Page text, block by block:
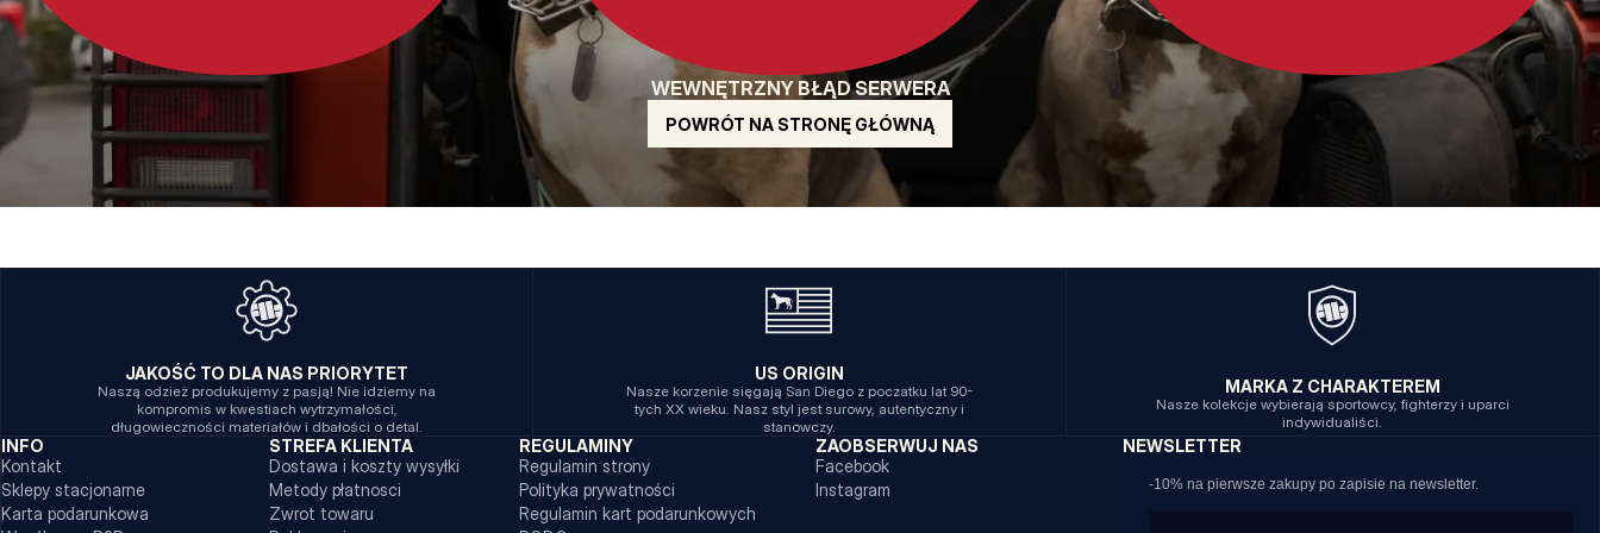
WEWNĘTRZNY BŁĄD SERWERA
POWRÓT NA STRONĘ GŁÓWNĄ
JAKOŚĆ TO DLA NAS PRIORYTET
Naszą odzież produkujemy z pasją! Nie idziemy na
kompromis w kwestiach wytrzymałości,
długowieczności materiałów i dbałości o detal.
US ORIGIN
Nasze korzenie sięgają San Diego z poczatku lat 90-
tych XX wieku. Nasz styl jest surowy, autentyczny i
stanowczy.
MARKA Z CHARAKTEREM
Nasze kolekcje wybierają sportowcy, fighterzy i uparci
indywidualiści.
INFO
Kontakt
Sklepy stacjonarne
Karta podarunkowa
STREFA KLIENTA
Dostawa i koszty wysyłki
Metody płatnosci
Zwrot towaru
REGULAMINY
Regulamin strony
Polityka prywatności
Regulamin kart podarunkowych
ZAOBSERWUJ NAS
Facebook
Instagram
NEWSLETTER
-10% na pierwsze zakupy po zapisie na newsletter.